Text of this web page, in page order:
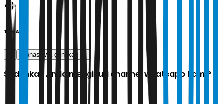
Tags
Mahasiswa gunakan AI
Sudahkah Anda mengikuti channel whatsapp kami?